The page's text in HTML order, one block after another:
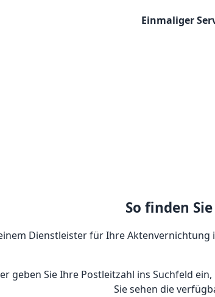
Einmaliger
So finden
Dienstleister für Ihre
geben Sie Ihre Postleitzahl ins Suchfeld
Sie sehen die